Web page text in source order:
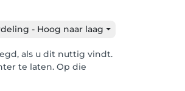
- Hoog naar laag
als u dit nuttig vindt.
te laten. Op die